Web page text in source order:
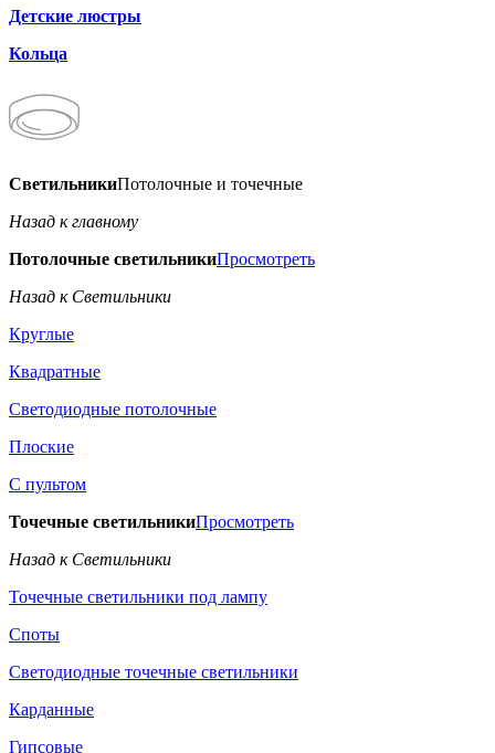
Детские люстры
Кольца
СветильникиПотолочные и точечные
Назад к главному
Потолочные светильникиПросмотреть
Назад к Светильники
Круглые
Квадратные
Светодиодные потолочные
Плоские
С пультом
Точечные светильникиПросмотреть
Назад к Светильники
Точечные светильники под лампу
Споты
Светодиодные точечные светильники
Карданные
Гипсовые